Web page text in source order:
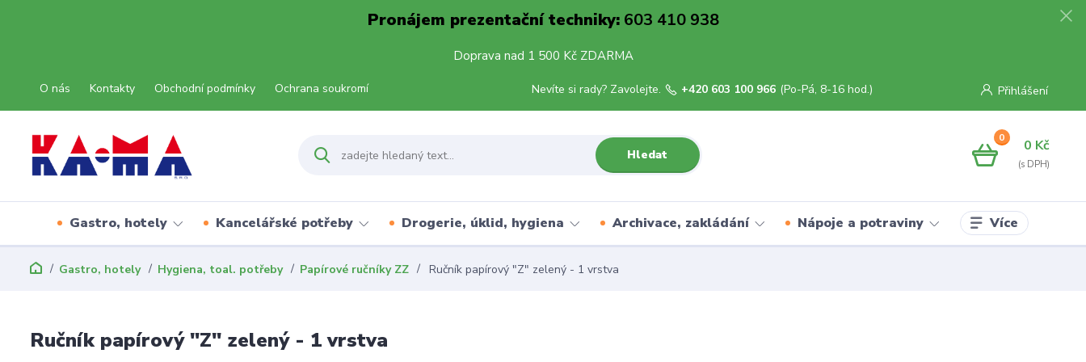
Pronájem prezentační techniky:603 410 938
Doprava nad 1 500 Kč ZDARMA
O nás Kontakty Obchodní podmínky Ochrana soukromí Přihlášení
Hledat
Nevíte si rady? Zavolejte. +420 603 100 966 (Po-Pá, 8-16 hod.)
0 0 Kč
Gastro, hotely Kancelářské potřeby Drogerie, úklid, hygiena Archivace, zakládání Nápoje a potraviny Více
Gastro, hotely Hygiena, toal. potřeby Papírové ručníky ZZ Ručník papírový "Z" zelený - 1 vrstva
Ručník papírový "Z" zelený - 1 vrstva